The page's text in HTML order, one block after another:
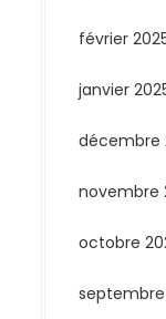
février
janvier
décembre
novembre
octobre